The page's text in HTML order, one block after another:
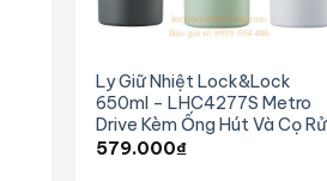
Ly Giữ Nhiệt Lock&Lock
650ml – LHC4277S Metro
Drive Kèm Ống Hút Và Cọ
579.000₫